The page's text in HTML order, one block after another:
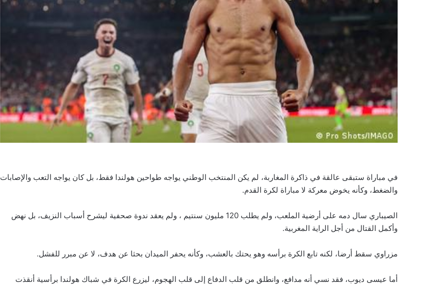
في مباراة ستبقى عالقة في ذاكرة المغاربة، لم يكن المنتخب الوطني يواجه طواحين هولندا فقط، بل كان يواجه التعب والإصابات
والضغط، وكأنه يخوض معركة لا مباراة لكرة القدم.
الصيباري سال دمه على أرضية الملعب، ولم يطلب 120 مليون سنتيم ، ولم يعقد ندوة صحفية ليشرح أسباب النزيف، بل نهض
وأكمل القتال من أجل الراية المغربية.
مزراوي سقط أرضا، لكنه تابع الكرة برأسه وهو يحتك بالعشب، وكأنه يحفر الميدان بحثا عن هدف، لا عن مبرر للفشل.
أما عيسى ديوب، فقد نسي أنه مدافع، وانطلق من قلب الدفاع إلى قلب الهجوم، ليزرع الكرة في شباك هولندا برأسية أنقذت